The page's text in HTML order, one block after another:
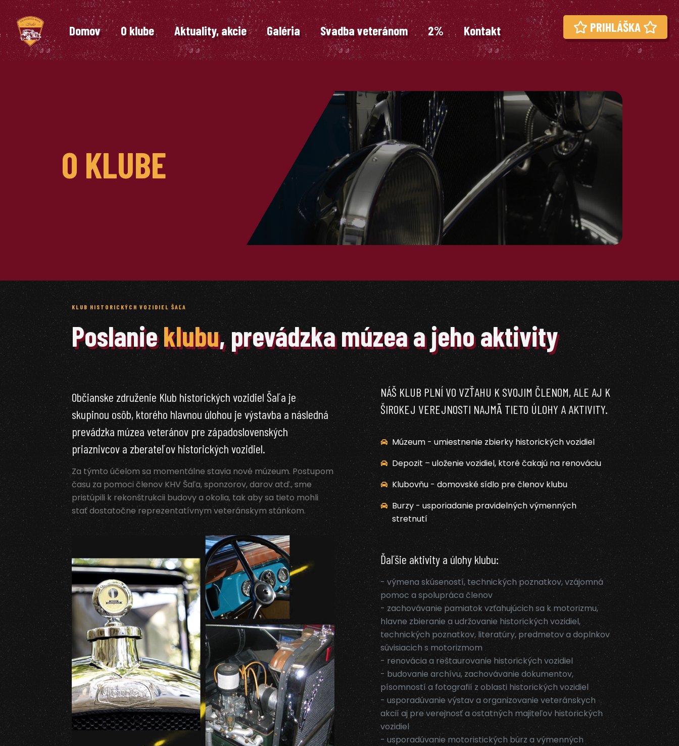
Domov O klube Aktuality, akcie Galéria Svadba veteránom 2% Kontakt PRIHLÁŠKA
O KLUBE
KLUB HISTORICKÝCH VOZIDIEL ŠAĽA
Poslanieklubu, prevádzka múzea a jeho aktivity
Občianske združenie Klub historických vozidiel Šaľa je
skupinou osôb, ktorého hlavnou úlohou je výstavba a následná
prevádzka múzea veteránov pre západoslovenských
priaznivcov a zberateľov historických vozidiel.
Za týmto účelom sa momentálne stavia nové múzeum. Postupom
času za pomoci členov KHV Šaľa, sponzorov, darov atď., sme
pristúpili k rekonštrukcii budovy a okolia, tak aby sa tieto mohli
stať dostatočne reprezentatívnym veteránskym stánkom.
NÁŠ KLUB PLNÍ VO VZŤAHU K SVOJIM ČLENOM, ALE AJ K
ŠIROKEJ VEREJNOSTI NAJMÄ TIETO ÚLOHY A AKTIVITY.
Múzeum - umiestnenie zbierky historických vozidiel
Depozit – uloženie vozidiel, ktoré čakajú na renováciu
Klubovňu - domovské sídlo pre členov klubu
Burzy - usporiadanie pravidelných výmenných
stretnutí
Ďaľšie aktivity a úlohy klubu:
- výmena skúseností, technických poznatkov, vzájomná
pomoc a spolupráca členov
- zachovávanie pamiatok vzťahujúcich sa k motorizmu,
hlavne zbieranie a udržovanie historických vozidiel,
technických poznatkov, literatúry, predmetov a doplnkov
súvisiacich s motorizmom
- renovácia a reštaurovanie historických vozidiel
- budovanie archívu, zachovávanie dokumentov,
písomností a fotografií z oblasti historických vozidiel
- usporadúvanie výstav a organizovanie veteránskych
akcií aj pre verejnosť a ostatných majiteľov historických
vozidiel
- usporadúvanie motoristických búrz a výmenných